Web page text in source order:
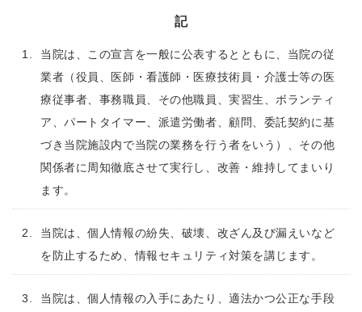
記
当院は、この宣言を一般に公表するとともに、当院の従
業者（役員、医師・看護師・医療技術員・介護士等の医
療従事者、事務職員、その他職員、実習生、ボランティ
ア、パートタイマー、派遣労働者、顧問、委託契約に基
づき当院施設内で当院の業務を行う者をいう）、その他
関係者に周知徹底させて実行し、改善・維持してまいり
ます。
当院は、個人情報の紛失、破壊、改ざん及び漏えいなど
を防止するため、情報セキュリティ対策を講じます。
当院は、個人情報の入手にあたり、適法かつ公正な手段